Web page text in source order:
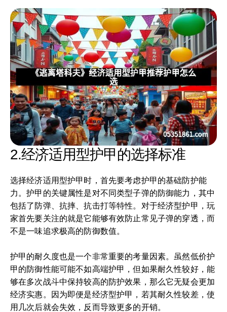
2.经济适用型护甲的选择标准
选择经济适用型护甲时，首先要考虑护甲的基础防护能
力。护甲的关键属性是对不同类型子弹的防御能力，其中
包括了防弹、抗摔、抗击打等特性。对于经济型护甲，玩
家首先要关注的就是它能够有效防止常见子弹的穿透，而
不是一味追求极高的防御数值。
护甲的耐久度也是一个非常重要的考量因素。虽然低价护
甲的防御性能可能不如高端护甲，但如果耐久性较好，能
够在多次战斗中保持较高的防护效果，那么它无疑会更加
经济实惠。因为即便是经济型护甲，若其耐久性较差，使
用几次后就会失效，反而导致更多的开销。